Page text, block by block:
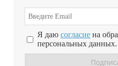
Я даю согласие на
персональных данных.